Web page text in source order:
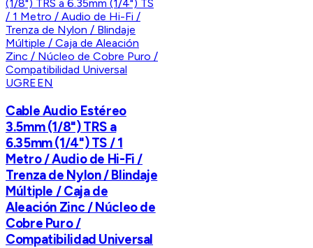
UGREEN
Cable Audio Estéreo
3.5mm (1/8") TRS a
6.35mm (1/4") TS / 1
Metro / Audio de Hi-Fi /
Trenza de Nylon / Blindaje
Múltiple / Caja de
Aleación Zinc / Núcleo de
Cobre Puro /
Compatibilidad Universal